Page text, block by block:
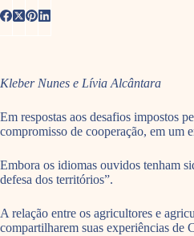
Kleber Nunes e Lívia Alcântara
Em respostas aos desafios impostos
compromisso de cooperação, em
Embora os idiomas ouvidos tenham
defesa dos territórios”.
A relação entre os agricultores e
compartilharem suas experiências de